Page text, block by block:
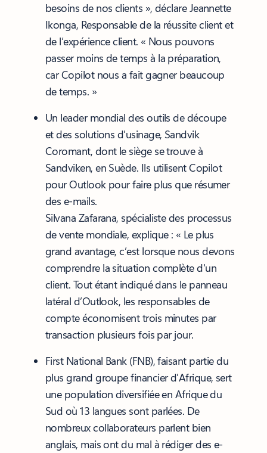
besoins de nos clients », déclare Jeannette
Ikonga, Responsable de la réussite client et
de l’expérience client. « Nous pouvons
passer moins de temps à la préparation,
car Copilot nous a fait gagner beaucoup
de temps. »
Un leader mondial des outils de découpe
et des solutions d'usinage, Sandvik
Coromant, dont le siège se trouve à
Sandviken, en Suède. Ils utilisent Copilot
pour Outlook pour faire plus que résumer
des e-mails.
Silvana Zafarana, spécialiste des processus
de vente mondiale, explique : « Le plus
grand avantage, c’est lorsque nous devons
comprendre la situation complète d'un
client. Tout étant indiqué dans le panneau
latéral d’Outlook, les responsables de
compte économisent trois minutes par
transaction plusieurs fois par jour.
First National Bank (FNB), faisant partie du
plus grand groupe financier d'Afrique, sert
une population diversifiée en Afrique du
Sud où 13 langues sont parlées. De
nombreux collaborateurs parlent bien
anglais, mais ont du mal à rédiger des e-